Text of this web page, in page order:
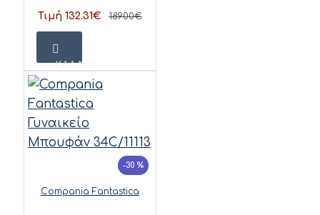
Τιμή 132.31€ 189.00€
ΚΑΛΆΘΙ
-30 %
Compania Fantastica